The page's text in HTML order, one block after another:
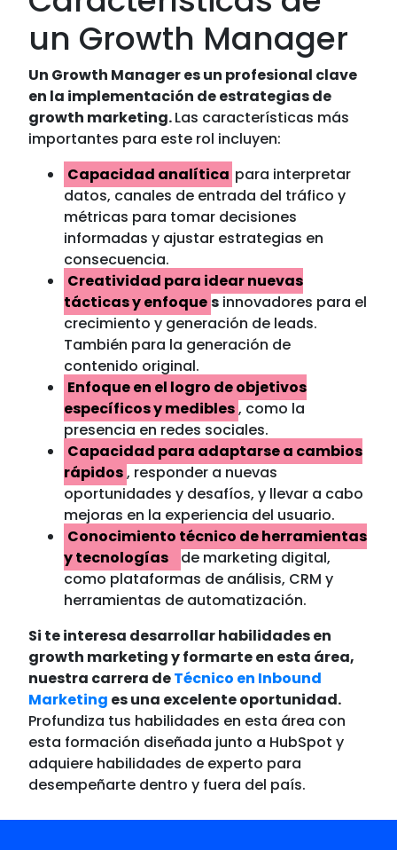
un Growth Manager
Un Growth Manager es un profesional clave
en la implementación de estrategias de
growth marketing.Las características más
importantes para este rol incluyen:
Capacidad analítica para interpretar
datos, canales de entrada del tráfico y
métricas para tomar decisiones
informadas y ajustar estrategias en
consecuencia.
Creatividad para idear nuevas
tácticas y enfoquesinnovadores para el
crecimiento y generación de leads.
También para la generación de
contenido original.
Enfoque en el logro de objetivos
específicos y medibles, como la
presencia en redes sociales.
Capacidad para adaptarse a cambios
rápidos, responder a nuevas
oportunidades y desafíos, y llevar a cabo
mejoras en la experiencia del usuario.
Conocimiento técnico de herramientas
y tecnologías
de marketing digital,
como plataformas de análisis, CRM y
herramientas de automatización.
Si te interesa desarrollar habilidades en
growth marketing y formarte en esta área,
nuestra carrera deTécnico en Inbound
Marketing es una excelente oportunidad.
Profundiza tus habilidades en esta área con
esta formación diseñada junto a HubSpot y
adquiere habilidades de experto para
desempeñarte dentro y fuera del país.